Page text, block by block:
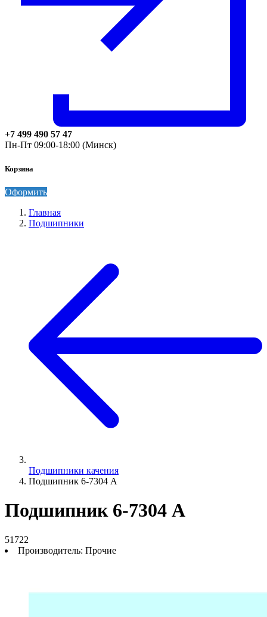
+7 499 490 57 47
Пн-Пт 09:00-18:00 (Минск)
Корзина
Оформить
Главная
Подшипники
Подшипники качения
Подшипник 6-7304 А
Подшипник 6-7304 А
51722
Производитель: Прочие